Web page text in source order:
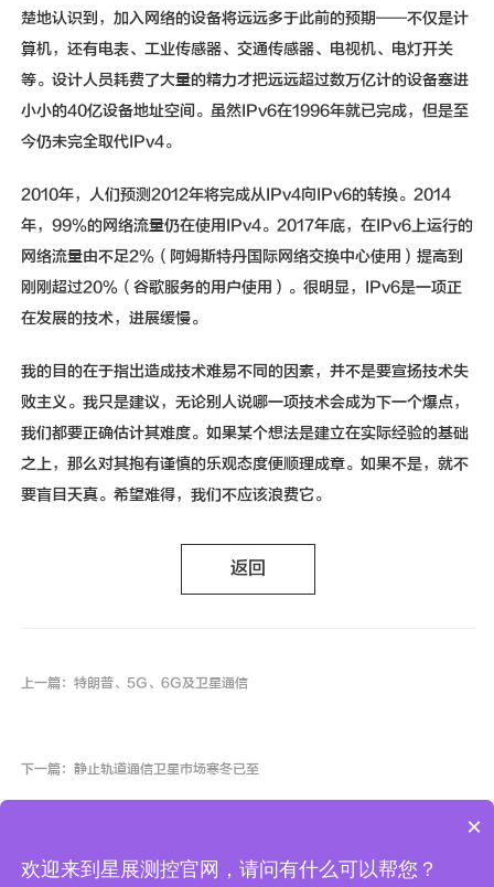
楚地认识到，加入网络的设备将远远多于此前的预期——不仅是计
算机，还有电表、工业传感器、交通传感器、电视机、电灯开关
等。设计人员耗费了大量的精力才把远远超过数万亿计的设备塞进
小小的40亿设备地址空间。虽然IPv6在1996年就已完成，但是至
今仍未完全取代IPv4。
2010年，人们预测2012年将完成从IPv4向IPv6的转换。2014
年，99%的网络流量仍在使用IPv4。2017年底，在IPv6上运行的
网络流量由不足2%（阿姆斯特丹国际网络交换中心使用）提高到
刚刚超过20%（谷歌服务的用户使用）。很明显，IPv6是一项正
在发展的技术，进展缓慢。
我的目的在于指出造成技术难易不同的因素，并不是要宣扬技术失
败主义。我只是建议，无论别人说哪一项技术会成为下一个爆点，
我们都要正确估计其难度。如果某个想法是建立在实际经验的基础
之上，那么对其抱有谨慎的乐观态度便顺理成章。如果不是，就不
要盲目天真。希望难得，我们不应该浪费它。
返回
上一篇：特朗普、5G、6G及卫星通信
下一篇：静止轨道通信卫星市场寒冬已至
COPYRIGHT(©)2007-2025 星展测控科技股份有限公司
×
欢迎来到星展测控官网，请问有什么可以帮您？